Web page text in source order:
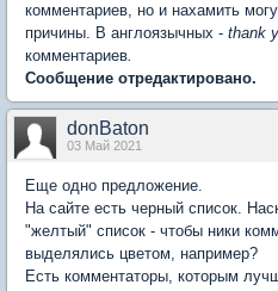
комментариев, но и нахамить
причины. В англоязычных - thank
комментариев.
Сообщение отредактировано.
donBaton
03 Май 2021
Еще одно предложение.
На сайте есть черный список.
"желтый" список - чтобы ники
выделялись цветом, например?
Есть комментаторы, которым